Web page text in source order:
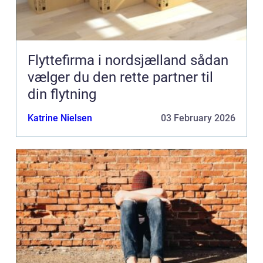
Flyttefirma i nordsjælland sådan
vælger du den rette partner til
din flytning
Katrine Nielsen 03 February 2026